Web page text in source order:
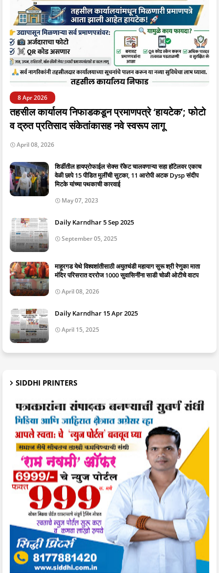
8 Apr 2026
तहसील कार्यालय निफाडकडून प्रमाणपत्रे ‘हायटेक’; फोटो
व द्रुत प्रतिसाद संकेतांकासह नवे स्वरूप लागू
April 08, 2026
शिर्डीतील हायप्रोफाईल सेक्स रॅकेट चालवणाऱ्या सहा हॉटेलवर एकाच
वेळी छापे 15 पीडित मुलींची सुटका, 11 आरोपी अटक Dysp संदीप
मिटके यांच्या पथकाची कारवाई
May 07, 2023
Daily Karndhar 5 Sep 2025
September 05, 2025
माहूरगड येथे विश्वशांतीसाठी अयुतचंडी महायाग सुरू श्री रेणुका माता
मंदिर परिसरात दररोज 1000 सुवासिनींना साडी चोळी ओटीचे वाटप
April 08, 2026
Daily Karndhar 15 Apr 2025
April 15, 2025
SIDDHI PRINTERS